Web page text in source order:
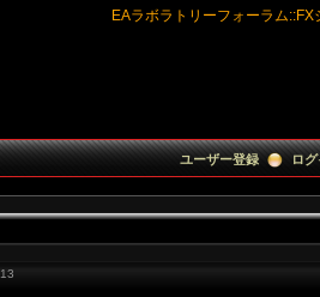
EAラボラトリーフォーラム::FX
ユーザー登録 ロ
13